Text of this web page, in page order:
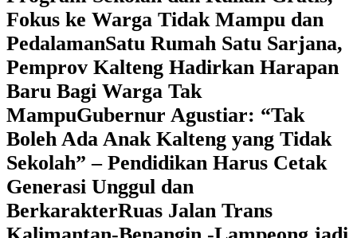
Fokus ke Warga Tidak Mampu dan
Pedalaman‎Satu Rumah Satu Sarjana,
Pemprov Kalteng Hadirkan Harapan
Baru Bagi Warga Tak
Mampu‎Gubernur Agustiar: “Tak
Boleh Ada Anak Kalteng yang Tidak
Sekolah” – Pendidikan Harus Cetak
Generasi Unggul dan
BerkarakterRuas Jalan Trans